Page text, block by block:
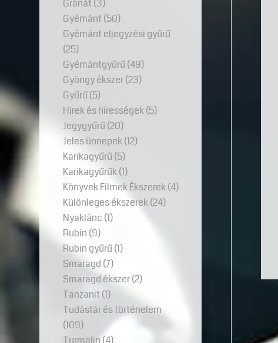
Gránát (3)
Gyémánt (50)
Gyémánt eljegyzési gyűrű
(25)
Gyémántgyűrű(49)
Gyöngy ékszer(23)
Gyűrű(5)
Hírek és hírességek(5)
Jegygyűrű(20)
Jeles ünnepek(12)
Karikagyűrű(5)
Karikagyűrűk(1)
Könyvek Filmek Ékszerek(4)
Különleges ékszerek(24)
Nyaklánc (1)
Rubin (9)
Rubin gyűrű(1)
Smaragd (7)
Smaragd ékszer(2)
Tanzanit (1)
Tudástár és történelem
(109)